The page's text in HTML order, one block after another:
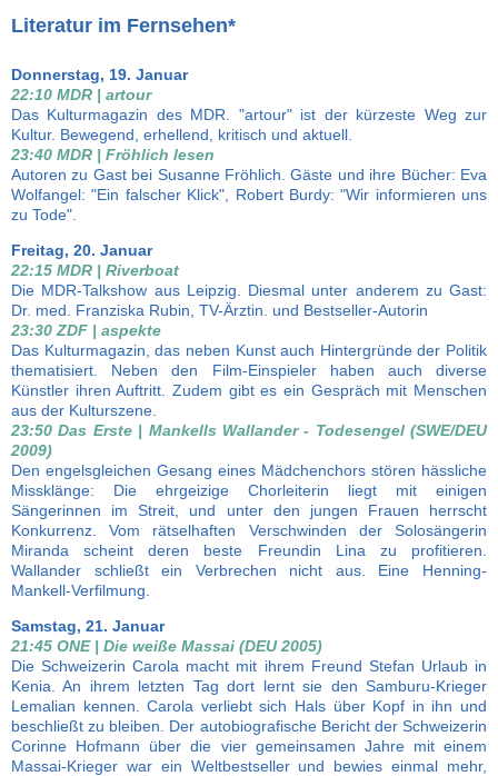
Literatur im Fernsehen*
Donnerstag, 19. Januar
22:10 MDR | artour
Das Kulturmagazin des MDR. "artour" ist der kürzeste Weg zur
Kultur. Bewegend, erhellend, kritisch und aktuell.
23:40 MDR | Fröhlich lesen
Autoren zu Gast bei Susanne Fröhlich. Gäste und ihre Bücher: Eva
Wolfangel: "Ein falscher Klick", Robert Burdy: "Wir informieren uns
zu Tode".
Freitag, 20. Januar
22:15 MDR | Riverboat
Die MDR-Talkshow aus Leipzig. Diesmal unter anderem zu Gast:
Dr. med. Franziska Rubin, TV-Ärztin. und Bestseller-Autorin
23:30 ZDF | aspekte
Das Kulturmagazin, das neben Kunst auch Hintergründe der Politik
thematisiert. Neben den Film-Einspieler haben auch diverse
Künstler ihren Auftritt. Zudem gibt es ein Gespräch mit Menschen
aus der Kulturszene.
23:50 Das Erste | Mankells Wallander - Todesengel (SWE/DEU
2009)
Den engelsgleichen Gesang eines Mädchenchors stören hässliche
Missklänge: Die ehrgeizige Chorleiterin liegt mit einigen
Sängerinnen im Streit, und unter den jungen Frauen herrscht
Konkurrenz. Vom rätselhaften Verschwinden der Solosängerin
Miranda scheint deren beste Freundin Lina zu profitieren.
Wallander schließt ein Verbrechen nicht aus. Eine Henning-
Mankell-Verfilmung.
Samstag, 21. Januar
21:45 ONE | Die weiße Massai (DEU 2005)
Die Schweizerin Carola macht mit ihrem Freund Stefan Urlaub in
Kenia. An ihrem letzten Tag dort lernt sie den Samburu-Krieger
Lemalian kennen. Carola verliebt sich Hals über Kopf in ihn und
beschließt zu bleiben. Der autobiografische Bericht der Schweizerin
Corinne Hofmann über die vier gemeinsamen Jahre mit einem
Massai-Krieger war ein Weltbestseller und bewies einmal mehr,